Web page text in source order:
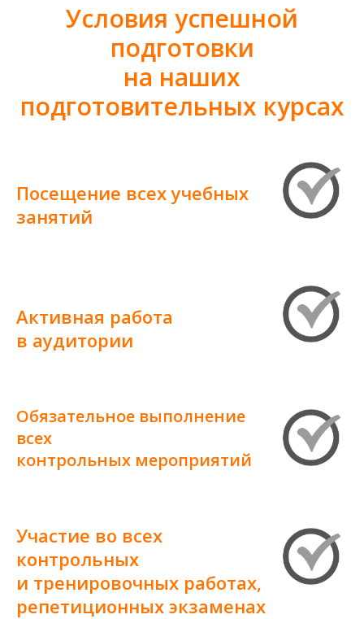
Условия успешной
подготовки
на наших
подготовительных курсах
Посещение всех учебных
занятий
Активная работа
в аудитории
Обязательное выполнение
всех
контрольных мероприятий
Участие во всех
контрольных
и тренировочных работах,
репетиционных экзаменах